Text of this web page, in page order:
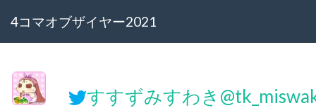
4コマオブザイヤー2021
すすずみすわき